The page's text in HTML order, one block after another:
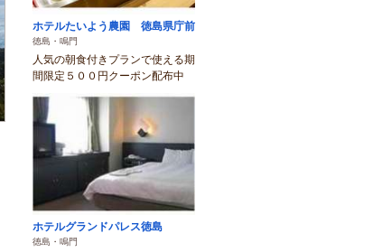
ホテルたいよう農園 徳島県庁前
徳島・鳴門
人気の朝食付きプランで使える期
間限定５００円クーポン配布中
ホテルグランドパレス徳島
徳島・鳴門